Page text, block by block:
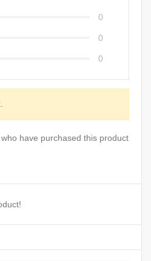
0
0
0
have purchased this product